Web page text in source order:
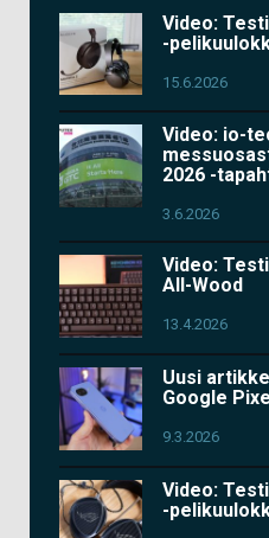
Video:
-
15.6.2026
Video: io-
2026 -
3.6.2026
Video:
All-Wood
13.4.2026
Uusi
Google
9.3.2026
Video:
-